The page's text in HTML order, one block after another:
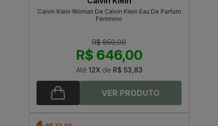
Calvin Klein Woman De Calvin Klein Eau De Parfum
Feminino
R$ 850,00
R$ 646,00
Até 12Xde R$ 53,83